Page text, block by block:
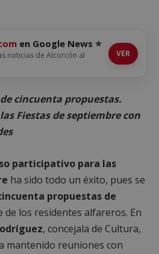
en Google News ⭐
noticias de Alcorcón al
VER
cincuenta propuestas.
Fiestas de septiembre con
participativo para las
ha sido todo un éxito, pues se
propuestas de
de los residentes alfareros. En
, concejala de Cultura,
mantenido reuniones con